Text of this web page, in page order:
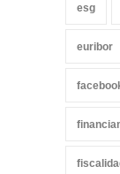
esg
euribor